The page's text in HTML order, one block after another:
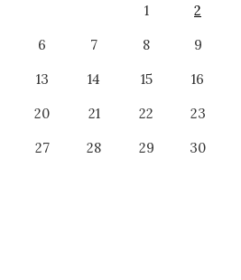
1
2
6 7 8
9
13 14 15
16
20 21 22
23
27 28 29
30